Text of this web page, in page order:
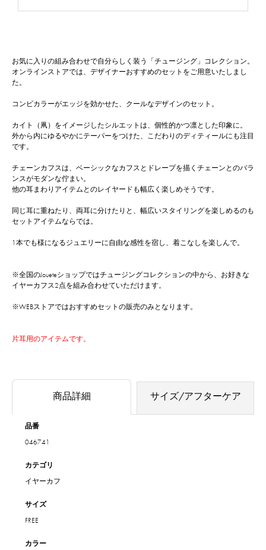
お気に入りの組み合わせで自分らしく装う「チュージング」コレクション。
オンラインストアでは、デザイナーおすすめのセットをご用意いたしまし
た。
コンビカラーがエッジを効かせた、クールなデザインのセット。
カイト（凧）をイメージしたシルエットは、個性的かつ凛とした印象に。
外から内にゆるやかにテーパーをつけた、こだわりのディティールにも注目
です。
チェーンカフスは、ベーシックなカフスとドレープを描くチェーンとのバラ
ンスがモダンな佇まい。
他の耳まわりアイテムとのレイヤードも幅広く楽しめそうです。
同じ耳に重ねたり、両耳に分けたりと、幅広いスタイリングを楽しめるのも
セットアイテムならでは。
1本でも様になるジュエリーに自由な感性を宿し、着こなしを楽しんで。
※全国のJoueteショップではチュージングコレクションの中から、お好きな
イヤーカフス2点を組み合わせていただけます。
※WEBストアではおすすめセットの販売のみとなります。
片耳用のアイテムです。
商品詳細 サイズ/アフターケア
品番
046741
カテゴリ
イヤーカフ
サイズ
FREE
カラー